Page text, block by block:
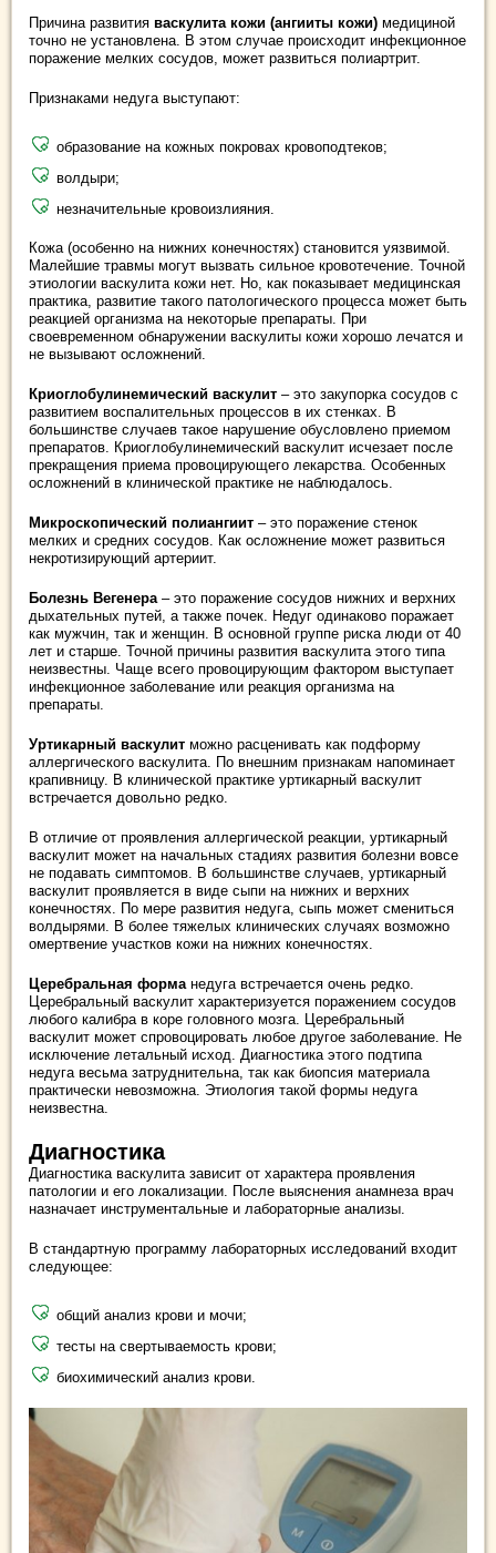
Причина развития васкулита кожи (ангииты кожи) медициной
точно не установлена. В этом случае происходит инфекционное
поражение мелких сосудов, может развиться полиартрит.
Признаками недуга выступают:
образование на кожных покровах кровоподтеков;
волдыри;
незначительные кровоизлияния.
Кожа (особенно на нижних конечностях) становится уязвимой.
Малейшие травмы могут вызвать сильное кровотечение. Точной
этиологии васкулита кожи нет. Но, как показывает медицинская
практика, развитие такого патологического процесса может быть
реакцией организма на некоторые препараты. При
своевременном обнаружении васкулиты кожи хорошо лечатся и
не вызывают осложнений.
Криоглобулинемический васкулит – это закупорка сосудов с
развитием воспалительных процессов в их стенках. В
большинстве случаев такое нарушение обусловлено приемом
препаратов. Криоглобулинемический васкулит исчезает после
прекращения приема провоцирующего лекарства. Особенных
осложнений в клинической практике не наблюдалось.
Микроскопический полиангиит – это поражение стенок
мелких и средних сосудов. Как осложнение может развиться
некротизирующий артериит.
Болезнь Вегенера – это поражение сосудов нижних и верхних
дыхательных путей, а также почек. Недуг одинаково поражает
как мужчин, так и женщин. В основной группе риска люди от 40
лет и старше. Точной причины развития васкулита этого типа
неизвестны. Чаще всего провоцирующим фактором выступает
инфекционное заболевание или реакция организма на
препараты.
Уртикарный васкулит можно расценивать как подформу
аллергического васкулита. По внешним признакам напоминает
крапивницу. В клинической практике уртикарный васкулит
встречается довольно редко.
В отличие от проявления аллергической реакции, уртикарный
васкулит может на начальных стадиях развития болезни вовсе
не подавать симптомов. В большинстве случаев, уртикарный
васкулит проявляется в виде сыпи на нижних и верхних
конечностях. По мере развития недуга, сыпь может смениться
волдырями. В более тяжелых клинических случаях возможно
омертвение участков кожи на нижних конечностях.
Церебральная форма недуга встречается очень редко.
Церебральный васкулит характеризуется поражением сосудов
любого калибра в коре головного мозга. Церебральный
васкулит может спровоцировать любое другое заболевание. Не
исключение летальный исход. Диагностика этого подтипа
недуга весьма затруднительна, так как биопсия материала
практически невозможна. Этиология такой формы недуга
неизвестна.
Диагностика
Диагностика васкулита зависит от характера проявления
патологии и его локализации. После выяснения анамнеза врач
назначает инструментальные и лабораторные анализы.
В стандартную программу лабораторных исследований входит
следующее:
общий анализ крови и мочи;
тесты на свертываемость крови;
биохимический анализ крови.